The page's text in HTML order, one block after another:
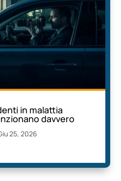
in malattia
davvero
25, 2026